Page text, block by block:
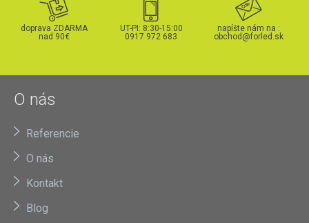
doprava ZDARMA
nad 90€
UT-PI: 8:30-15:00
0917 972 683
napíšte nám na :
obchod@forled.sk
O nás
Referencie
O nás
Kontakt
Blog